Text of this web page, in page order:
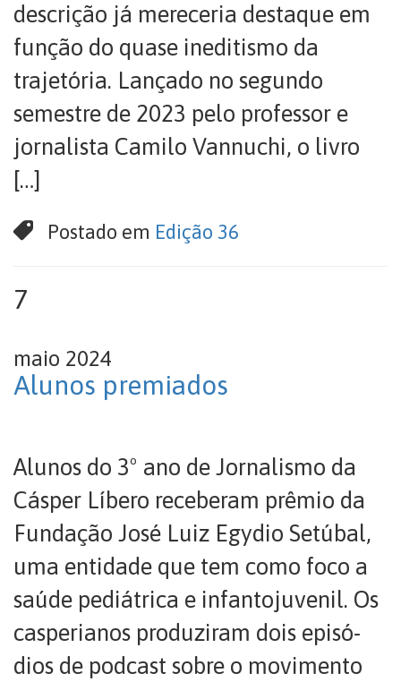
descrição já mereceria destaque em
função do quase ineditismo da
trajetória. Lançado no segundo
semestre de 2023 pelo professor e
jornalista Camilo Vannuchi, o livro
[…]
Postado em Edição 36
7
maio 2024
Alunos premiados
Alunos do 3º ano de Jornalismo da
Cásper Líbero receberam prêmio da
Fundação José Luiz Egydio Setúbal,
uma entidade que tem como foco a
saúde pediátrica e infantojuvenil. Os
casperianos produziram dois episó-
dios de podcast sobre o movimento